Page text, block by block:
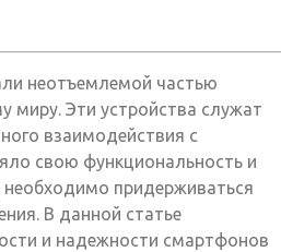
неотъемлемой частью
миру. Эти устройства служат
взаимодействия с
свою функциональность и
придерживаться
В данной статье
и надежности смартфонов